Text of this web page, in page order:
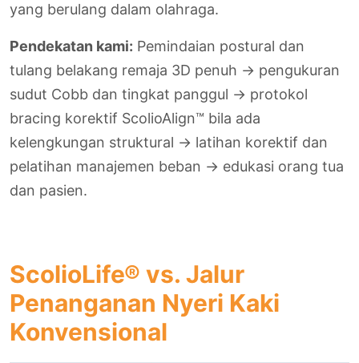
yang berulang dalam olahraga.
Pendekatan kami: Pemindaian postural dan
tulang belakang remaja 3D penuh → pengukuran
sudut Cobb dan tingkat panggul → protokol
bracing korektif ScolioAlign™ bila ada
kelengkungan struktural → latihan korektif dan
pelatihan manajemen beban → edukasi orang tua
dan pasien.
ScolioLife® vs. Jalur
Penanganan Nyeri Kaki
Konvensional